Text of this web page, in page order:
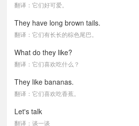
翻译：它们好可爱。
They have long brown tails.
翻译：它们有长长的棕色尾巴。
What do they like?
翻译：它们喜欢吃什么？
They like bananas.
翻译：它们喜欢吃香蕉。
Let's talk
翻译：谈一谈